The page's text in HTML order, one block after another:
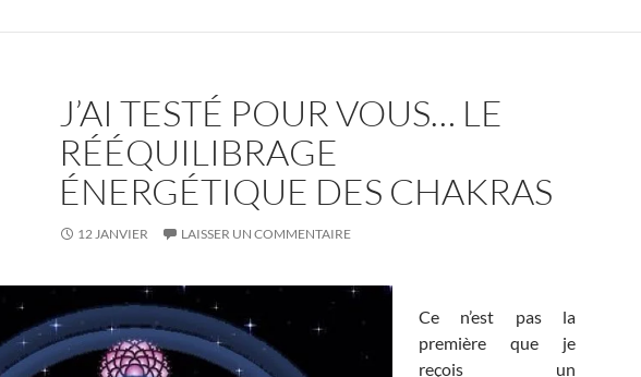
J’AI TESTÉ POUR VOUS… LE
RÉÉQUILIBRAGE
ÉNERGÉTIQUE DES CHAKRAS
12 JANVIER LAISSER UN COMMENTAIRE
Ce n’est pas la
première que je
reçois un